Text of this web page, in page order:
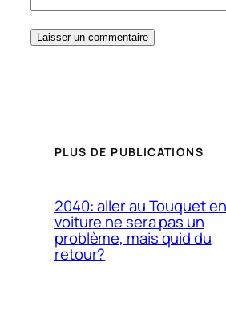
PLUS DE PUBLICATIONS
2040: aller au Touquet en
voiture ne sera pas un
problème, mais quid du
retour?